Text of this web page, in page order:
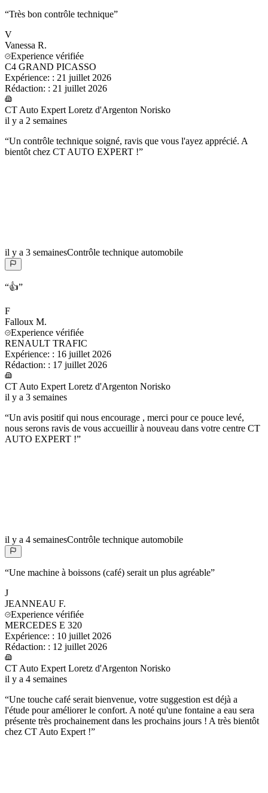
“Très bon contrôle technique”
V
Vanessa R.
Experience vérifiée
C4 GRAND PICASSO
Expérience: : 21 juillet 2026
Rédaction: : 21 juillet 2026
CT Auto Expert Loretz d'Argenton Norisko
il y a 2 semaines
“Un contrôle technique soigné, ravis que vous l'ayez apprécié. A
bientôt chez CT AUTO EXPERT !”
il y a 3 semainesContrôle technique automobile
“👍”
F
Falloux M.
Experience vérifiée
RENAULT TRAFIC
Expérience: : 16 juillet 2026
Rédaction: : 17 juillet 2026
CT Auto Expert Loretz d'Argenton Norisko
il y a 3 semaines
“Un avis positif qui nous encourage , merci pour ce pouce levé,
nous serons ravis de vous accueillir à nouveau dans votre centre CT
AUTO EXPERT !”
il y a 4 semainesContrôle technique automobile
“Une machine à boissons (café) serait un plus agréable”
J
JEANNEAU F.
Experience vérifiée
MERCEDES E 320
Expérience: : 10 juillet 2026
Rédaction: : 12 juillet 2026
CT Auto Expert Loretz d'Argenton Norisko
il y a 4 semaines
“Une touche café serait bienvenue, votre suggestion est déjà a
l'étude pour améliorer le confort. A noté qu'une fontaine a eau sera
présente très prochainement dans les prochains jours ! A très bientôt
chez CT Auto Expert !”